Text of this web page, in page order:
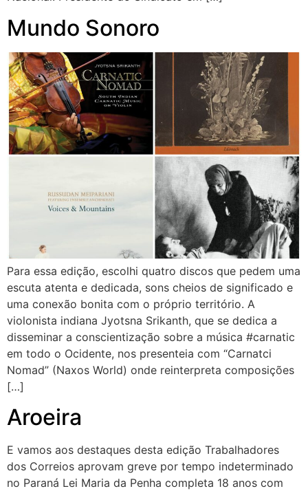
Mundo Sonoro
Para essa edição, escolhi quatro discos que pedem uma
escuta atenta e dedicada, sons cheios de significado e
uma conexão bonita com o próprio território. A
violonista indiana Jyotsna Srikanth, que se dedica a
disseminar a conscientização sobre a música #carnatic
em todo o Ocidente, nos presenteia com “Carnatci
Nomad” (Naxos World) onde reinterpreta composições
[…]
Aroeira
E vamos aos destaques desta edição Trabalhadores
dos Correios aprovam greve por tempo indeterminado
no Paraná Lei Maria da Penha completa 18 anos com